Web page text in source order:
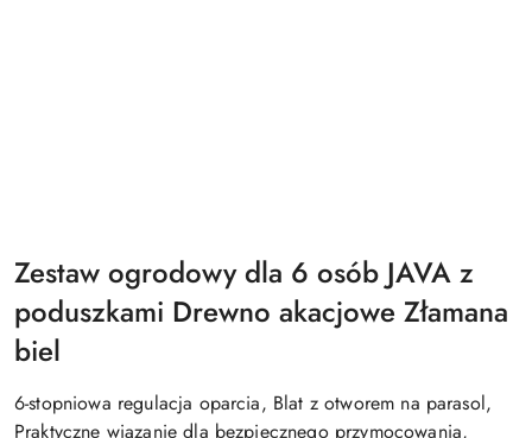
Zestaw ogrodowy dla 6 osób JAVA z
poduszkami Drewno akacjowe Złamana
biel
6-stopniowa regulacja oparcia, Blat z otworem na parasol,
Praktyczne wiązanie dla bezpiecznego przymocowania,